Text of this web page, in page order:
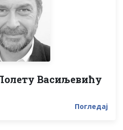
Васиљевићу
Погледај